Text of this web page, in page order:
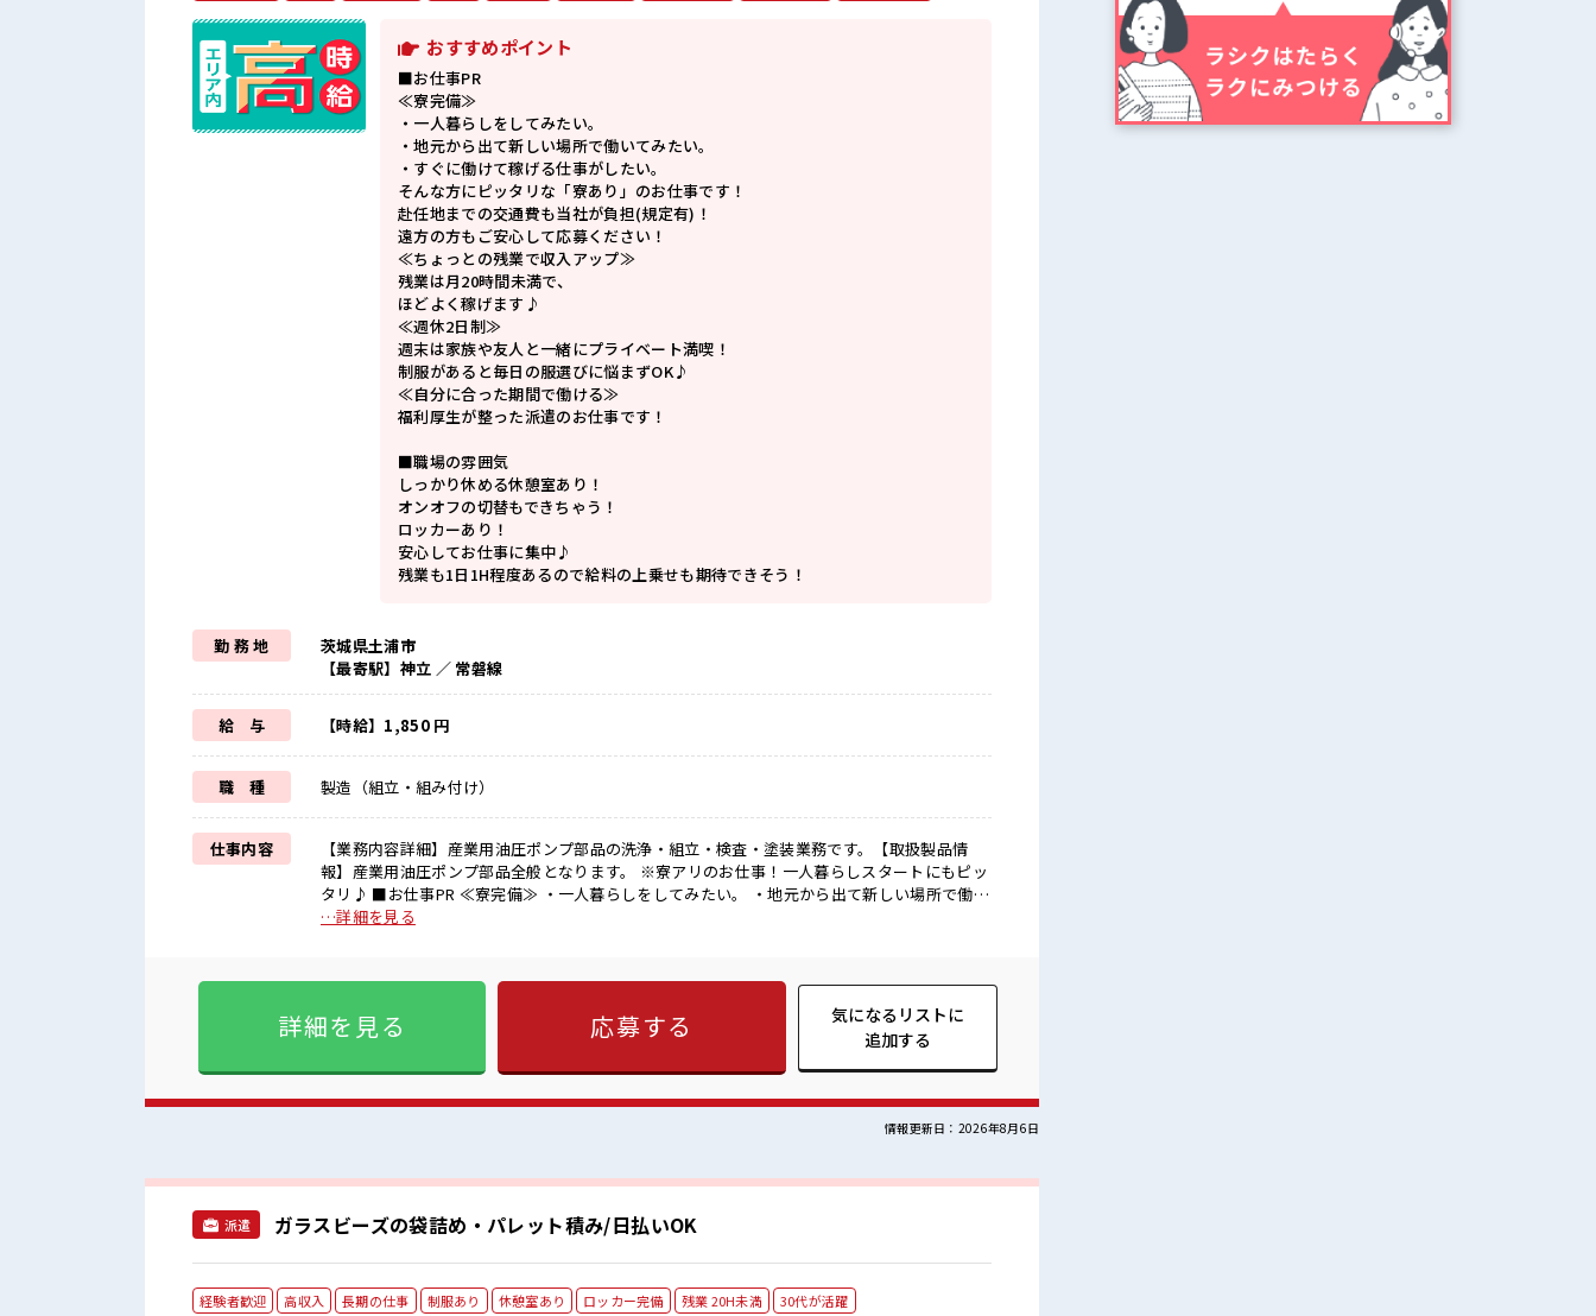
おすすめポイント
■お仕事PR
≪寮完備≫
・一人暮らしをしてみたい。
・地元から出て新しい場所で働いてみたい。
・すぐに働けて稼げる仕事がしたい。
そんな方にピッタリな「寮あり」のお仕事です！
赴任地までの交通費も当社が負担(規定有)！
遠方の方もご安心して応募ください！
≪ちょっとの残業で収入アップ≫
残業は月20時間未満で、
ほどよく稼げます♪
≪週休2日制≫
週末は家族や友人と一緒にプライベート満喫！
制服があると毎日の服選びに悩まずOK♪
≪自分に合った期間で働ける≫
福利厚生が整った派遣のお仕事です！
■職場の雰囲気
しっかり休める休憩室あり！
オンオフの切替もできちゃう！
ロッカーあり！
安心してお仕事に集中♪
残業も1日1H程度あるので給料の上乗せも期待できそう！
勤 務 地
茨城県土浦市
【最寄駅】神立 ／ 常磐線
給 与 【時給】1,850 円
職 種 製造（組立・組み付け）
仕事内容
【業務内容詳細】産業用油圧ポンプ部品の洗浄・組立・検査・塗装業務です。【取扱製品情
報】産業用油圧ポンプ部品全般となります。 ※寮アリのお仕事！一人暮らしスタートにもピッ
タリ♪ ■お仕事PR ≪寮完備≫ ・一人暮らしをしてみたい。 ・地元から出て新しい場所で働い
てみたい。 ・すぐに働けて稼げる仕事がしたい。 そんな方にピッタリな「寮あり」のお仕事
末は家族や友人と一緒にプライベート満喫！ 制服があると毎日の服選びに悩まずOK♪ ≪自分
る休憩室あり！ オンオフの切替もできちゃう！ ロッカーあり！ 安心してお仕事に集中♪ 残業
…詳細を見る
詳細を見る 応募する
気になるリストに
追加する
情報更新日：2026年8月6日
派遣 ガラスビーズの袋詰め・パレット積み/日払いOK
経験者歓迎 高収入 長期の仕事 制服あり 休憩室あり ロッカー完備 残業 20H未満 30代が活躍